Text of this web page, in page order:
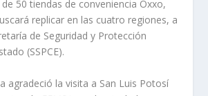
50 tiendas de conveniencia Oxxo,
replicar en las cuatro regiones, a
de Seguridad y Protección
(SSPCE).
agradeció la visita a San Luis Potosí